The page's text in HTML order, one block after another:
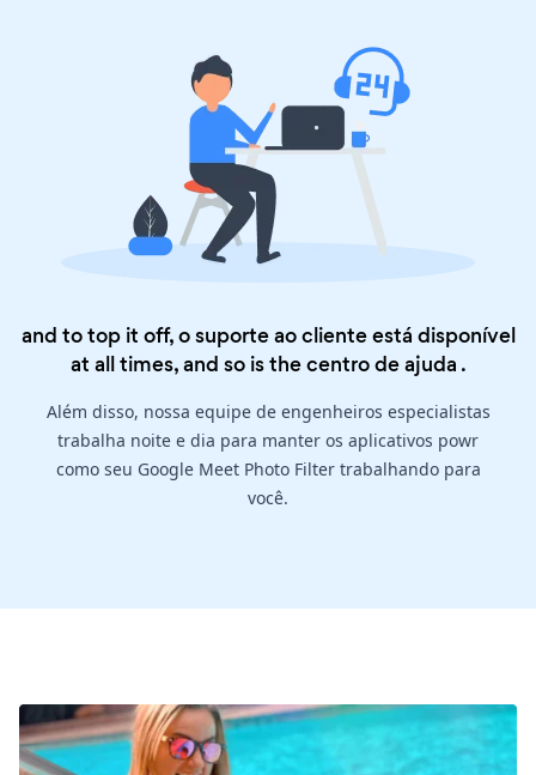
and to top it off, o suporte ao cliente está disponível
at all times, and so is thecentro de ajuda .
Além disso, nossa equipe de engenheiros especialistas
trabalha noite e dia para manter os aplicativos powr
como seu Google Meet Photo Filter trabalhando para
você.